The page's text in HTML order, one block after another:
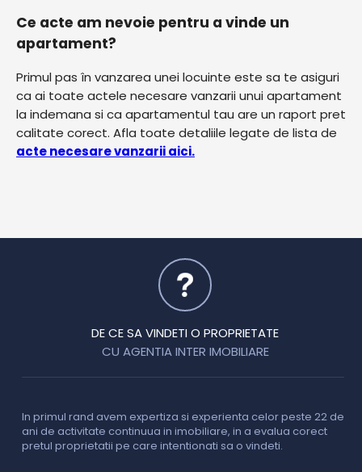
Ce acte am nevoie pentru a vinde un
apartament?
Primul pas în vanzarea unei locuinte este sa te asiguri
ca ai toate actele necesare vanzarii unui apartament
la indemana si ca apartamentul tau are un raport pret
calitate corect. Afla toate detaliile legate de lista de
acte necesare vanzarii aici.
DE CE SA VINDETI O PROPRIETATE
CU AGENTIA INTER IMOBILIARE
In primul rand avem expertiza si experienta celor peste 22 de
ani de activitate continuua in imobiliare, in a evalua corect
pretul proprietatii pe care intentionati sa o vindeti.